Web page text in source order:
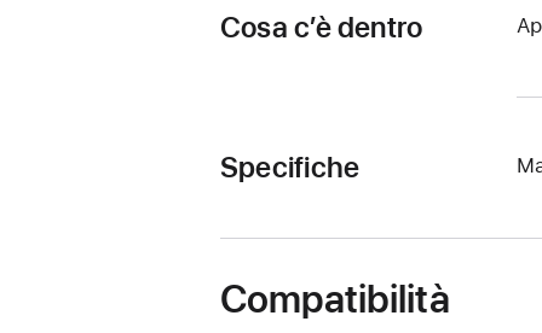
Cosa c’è dentro
Specifiche
Compatibilità